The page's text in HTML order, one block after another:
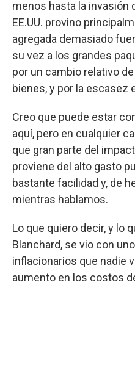
menos hasta la invasión
EE.UU. provino
agregada demasiado
su vez a los grandes
por un cambio relativo
bienes, y por la escasez
Creo que puede estar
aquí, pero en cualquier
que gran parte del
proviene del alto gasto
bastante facilidad y, de
mientras hablamos.
Lo que quiero decir, y lo
Blanchard, se vio con
inflacionarios que nadie
aumento en los costos